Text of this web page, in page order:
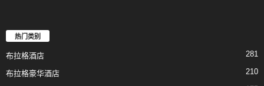
热门类别
布拉格酒店 281
布拉格豪华酒店 210